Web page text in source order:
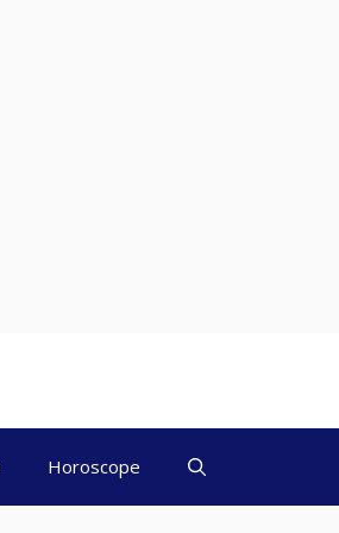
Horoscope